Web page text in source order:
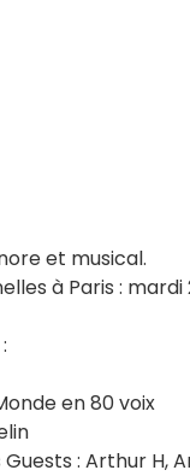
et musical.
à Paris :
en 80 voix
: Arthur H,